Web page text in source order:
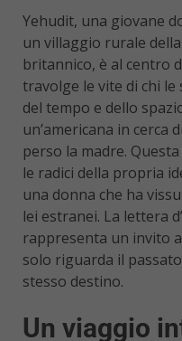
Yehudit, una giovane
un villaggio rurale
britannico, è al centro
travolge le vite di chi
del tempo e dello
un’americana in cerca
perso la madre.
le radici della propria
una donna che ha
lei estranei. La lettera
rappresenta un invito
solo riguarda il
stesso destino.
Un viaggio